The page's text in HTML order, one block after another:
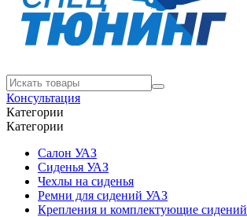
Консультация
Категории
Категории
Салон УАЗ
Сиденья УАЗ
Чехлы на сиденья
Ремни для сидений УАЗ
Крепления и комплектующие сидений